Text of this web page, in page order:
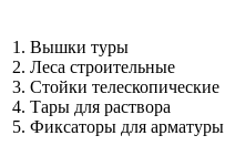
1. Вышки туры
2. Леса строительные
3. Стойки телескопические
4. Тары для раствора
5. Фиксаторы для арматуры